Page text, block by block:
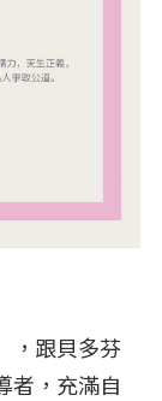
，跟貝多芬
者，充滿自